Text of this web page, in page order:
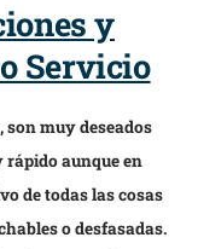
y
Servicio
son muy deseados
aunque en
de todas las cosas
o desfasadas.